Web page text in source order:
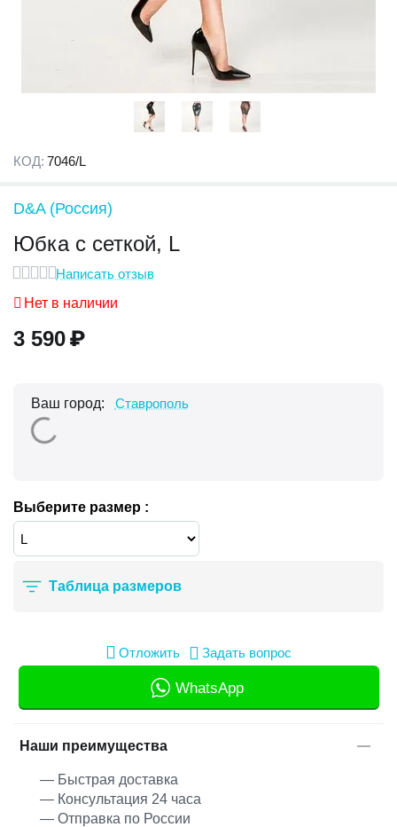
КОД: 7046/L
D&A (Россия)
Юбка с сеткой, L
Написать отзыв
Нет в наличии
3 590₽
Ваш город: Ставрополь
Выберите размер :
Таблица размеров
Отложить Задать вопрос
WhatsApp
Наши преимущества
— Быстрая доставка
— Консультация 24 часа
— Отправка по России